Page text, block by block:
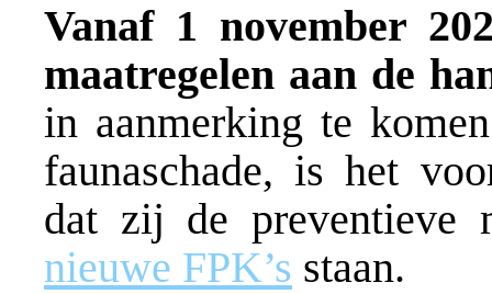
Vanaf 1 november
maatregelen aan de
in aanmerking te
faunaschade, is het
dat zij de preventieve
nieuwe FPK’s staan.